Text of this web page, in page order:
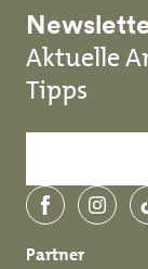
Aktuelle
Tipps
Facebook
Partner